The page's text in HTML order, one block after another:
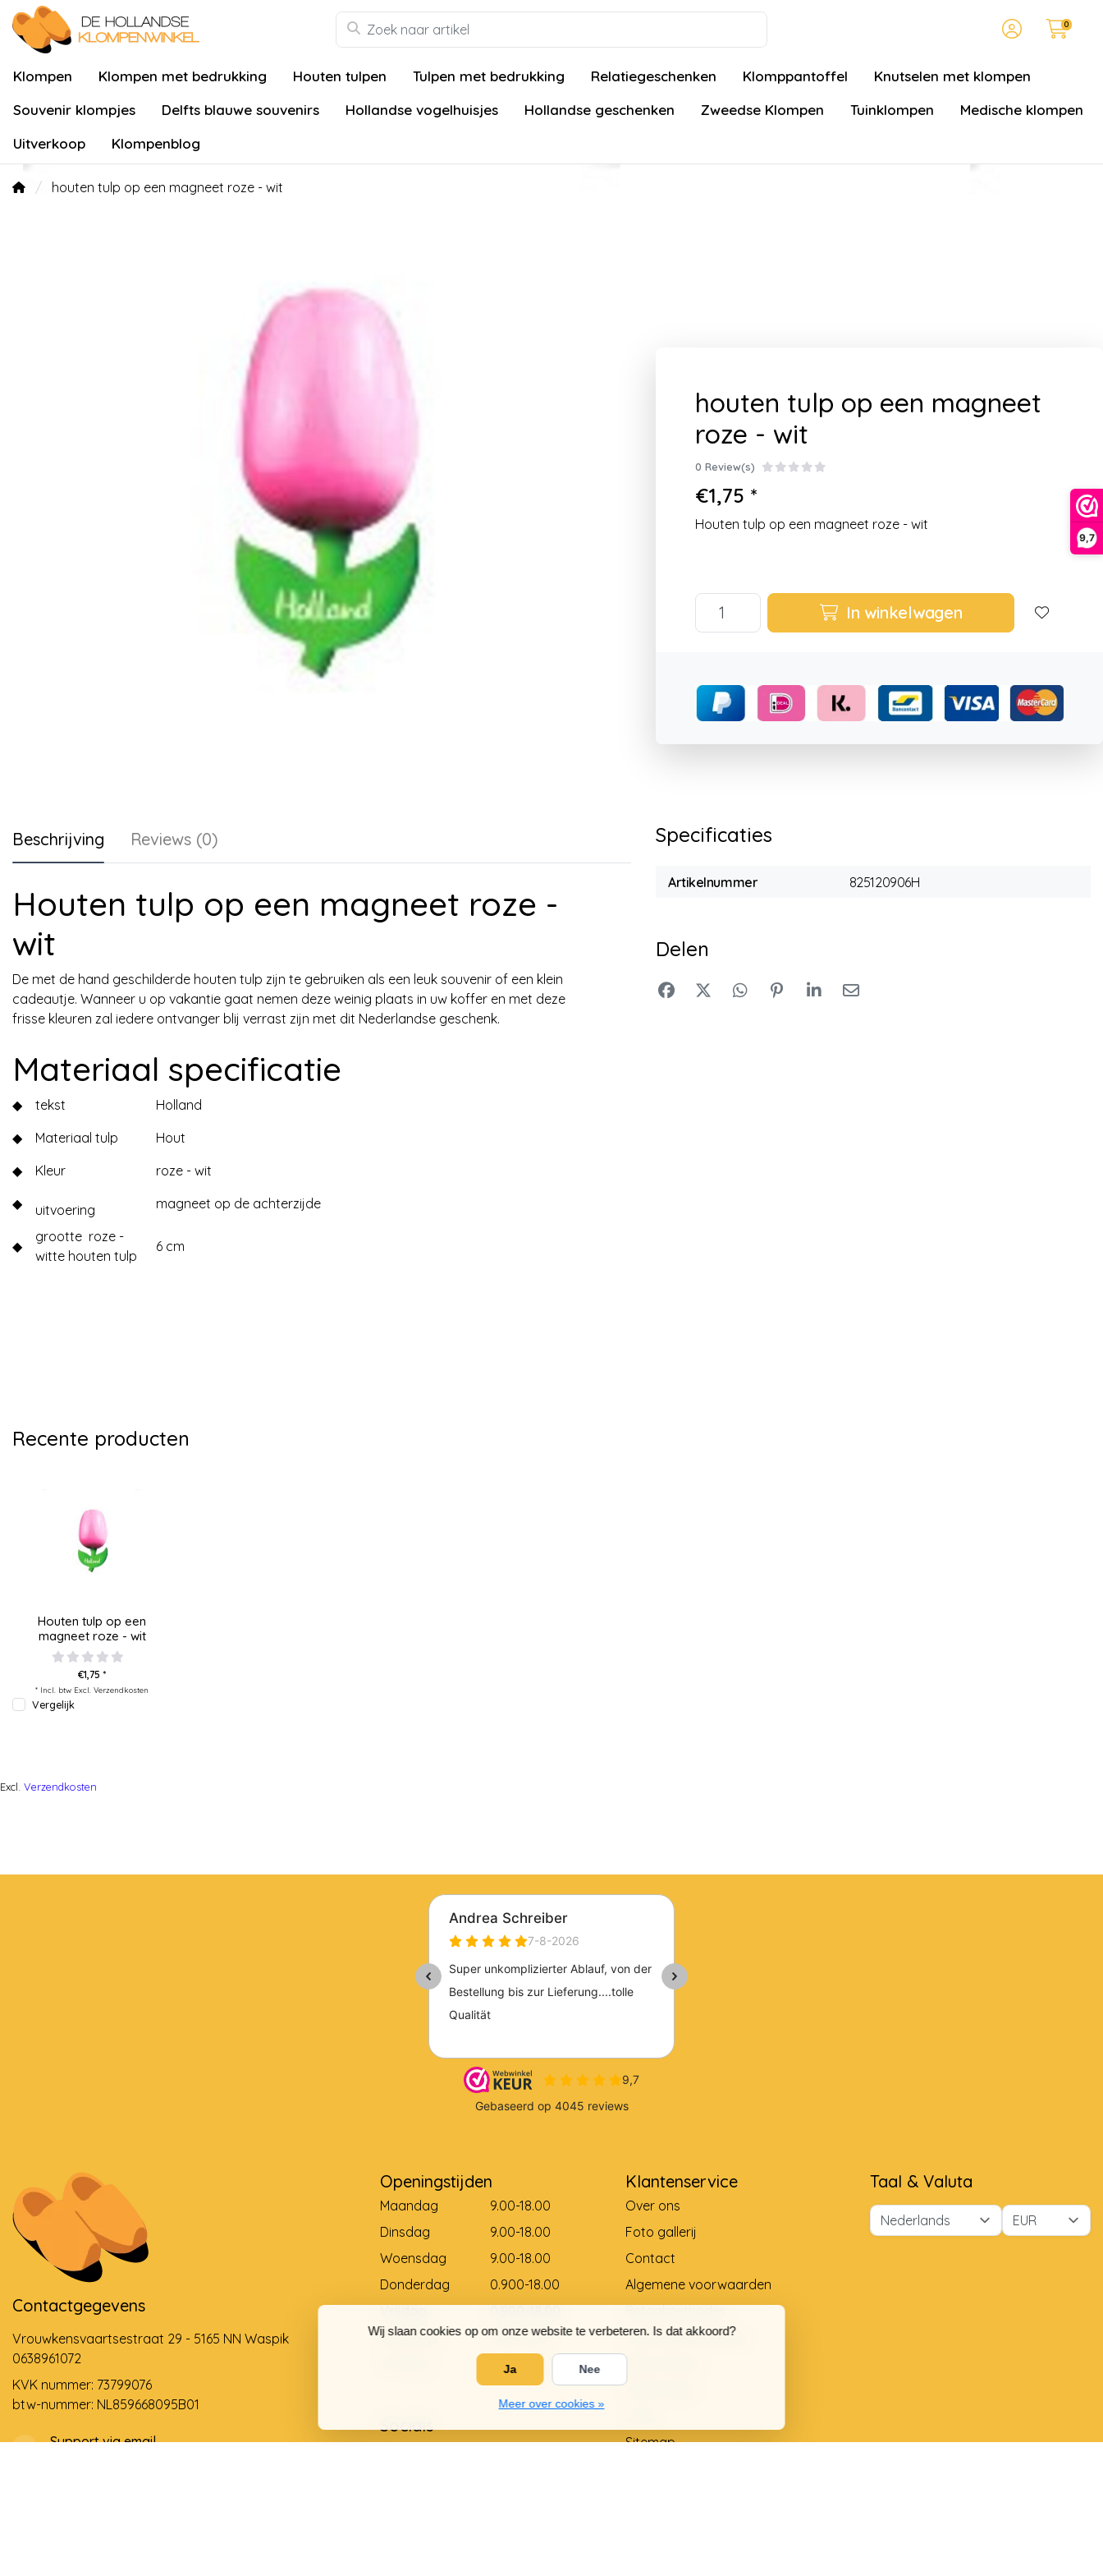
9,7
Wij slaan cookies op om onze website te verbeteren. Is dat akkoord?
Ja Nee
Meer over cookies »
0
Klompen Klompen met bedrukking Houten tulpen Tulpen met bedrukking Relatiegeschenken Klomppantoffel
Knutselen met klompen
Souvenir klompjes
Delfts blauwe souvenirs Hollandse vogelhuisjes Hollandse geschenken Zweedse Klompen Tuinklompen
Medische klompen
Uitverkoop
Klompenblog
houten tulp op een magneet roze - wit
houten tulp op een magneet
roze - wit
0 Review(s)
€1,75 *
Houten tulp op een magneet roze - wit
In winkelwagen
Beschrijving Reviews (0)
Houten tulp op een magneet roze -
wit
De met de hand geschilderde houten tulp zijn te gebruiken als een leuk souvenir of een klein
cadeautje. Wanneer u op vakantie gaat nemen deze weinig plaats in uw koffer en met deze
frisse kleuren zal iedere ontvanger blij verrast zijn met dit Nederlandse geschenk.
Materiaal specificatie
◆ tekst
Holland
◆
Materiaal tulp
Hout
◆
Kleur
roze - wit
◆
uitvoering magneet op de achterzijde
◆
grootte roze -
witte houten tulp
6 cm
Specificaties
Artikelnummer 825120906H
Delen
Recente producten
Houten tulp op een
magneet roze - wit
€1,75 *
* Incl. btw Excl. Verzendkosten
Vergelijk
Excl. Verzendkosten
Contactgegevens
Vrouwkensvaartsestraat 29 - 5165 NN Waspik
0638961072
KVK nummer: 73799076
btw-nummer: NL859668095B01
Support via email
Openingstijden
Maandag
9.00-18.00
Dinsdag
9.00-18.00
Woensdag
9.00-18.00
Donderdag
0.900-18.00
Vrijdag
0.900-18.00
Zaterdag
9.00-12.00
Gesloten
Socials
Klantenservice
Over ons
Foto gallerij
Contact
Algemene voorwaarden
Betaalmethodes
Levering en betaling
Retourneren
Matentabel
Sitemap
Taal & Valuta